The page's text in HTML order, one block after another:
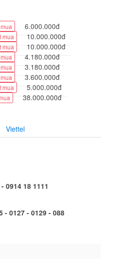
6.000.000đ
mua 10.000.000đ
mua 10.000.000đ
4.180.000đ
3.180.000đ
3.600.000đ
mua 5.000.000đ
38.000.000đ
Viettel
0914 18 1111
- 0127 - 0129 - 088